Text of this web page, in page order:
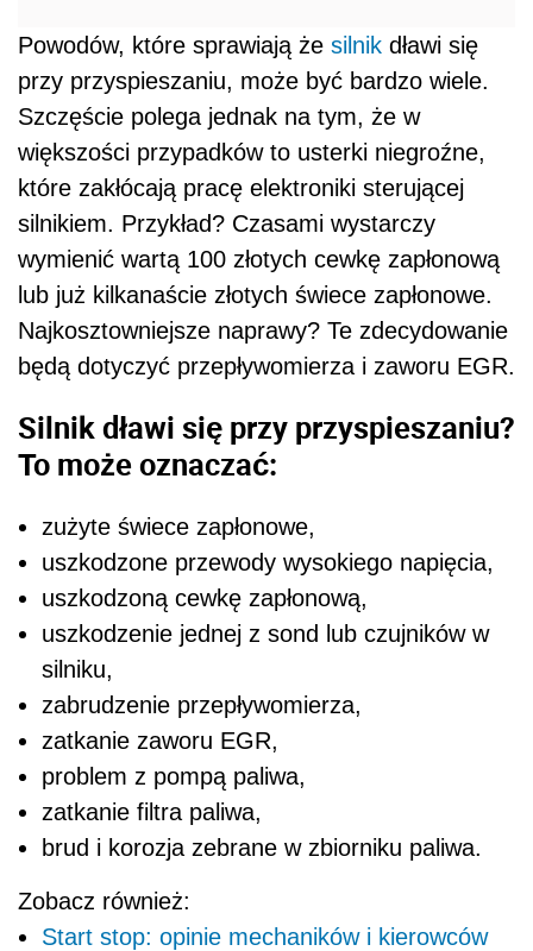
Powodów, które sprawiają że silnik dławi się
przy przyspieszaniu, może być bardzo wiele.
Szczęście polega jednak na tym, że w
większości przypadków to usterki niegroźne,
które zakłócają pracę elektroniki sterującej
silnikiem. Przykład? Czasami wystarczy
wymienić wartą 100 złotych cewkę zapłonową
lub już kilkanaście złotych świece zapłonowe.
Najkosztowniejsze naprawy? Te zdecydowanie
będą dotyczyć przepływomierza i zaworu EGR.
Silnik dławi się przy przyspieszaniu?
To może oznaczać:
zużyte świece zapłonowe,
uszkodzone przewody wysokiego napięcia,
uszkodzoną cewkę zapłonową,
uszkodzenie jednej z sond lub czujników w
silniku,
zabrudzenie przepływomierza,
zatkanie zaworu EGR,
problem z pompą paliwa,
zatkanie filtra paliwa,
brud i korozja zebrane w zbiorniku paliwa.
Zobacz również:
Start stop: opinie mechaników i kierowców